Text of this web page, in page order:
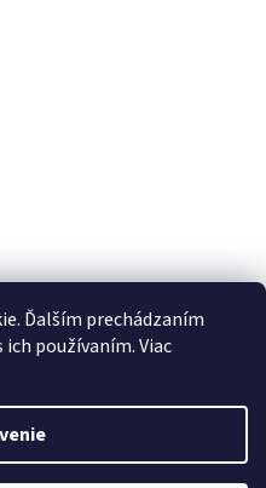
Ďalším prechádzaním
používaním. Viac
Realizoval Appgrade